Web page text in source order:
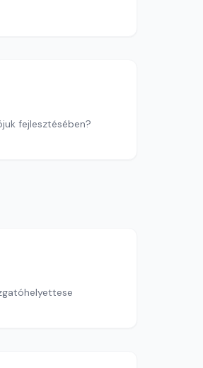
fejlesztésében?